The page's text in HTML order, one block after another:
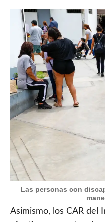
Las personas con
Asimismo, los CAR del